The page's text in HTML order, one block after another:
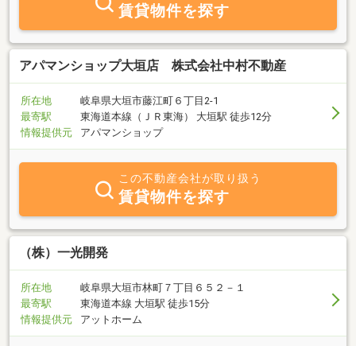
賃貸物件を探す
アパマンショップ大垣店 株式会社中村不動産
所在地
岐阜県大垣市藤江町６丁目2-1
最寄駅
東海道本線（ＪＲ東海） 大垣駅 徒歩12分
情報提供元
アパマンショップ
この不動産会社が取り扱う
賃貸物件を探す
（株）一光開発
所在地
岐阜県大垣市林町７丁目６５２－１
最寄駅
東海道本線 大垣駅 徒歩15分
情報提供元
アットホーム